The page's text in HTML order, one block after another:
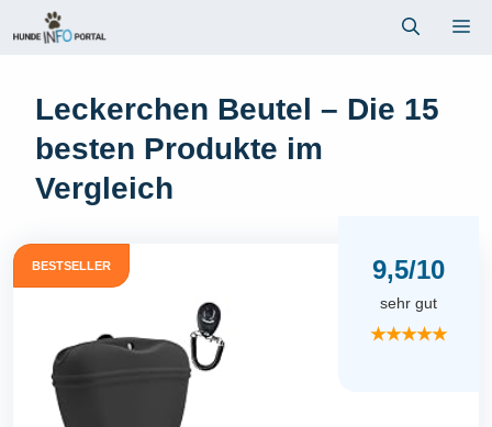
Inhalt
Leckerchen Beutel – Die 15
besten Produkte im
Vergleich
BESTSELLER 9,5/10
sehr gut
★★★★★